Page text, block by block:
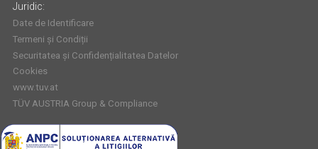
Juridic:
Date de Identificare
Termeni și Condiții
Securitatea și Confidențialitatea Datelor
Cookies
www.tuv.at
TÜV AUSTRIA Group & Compliance